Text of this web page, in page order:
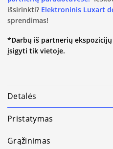
išsirinkti? Elektroninis Luxart
sprendimas!
*Darbų iš partnerių
įsigyti tik vietoje.
Detalės
Pristatymas
Grąžinimas